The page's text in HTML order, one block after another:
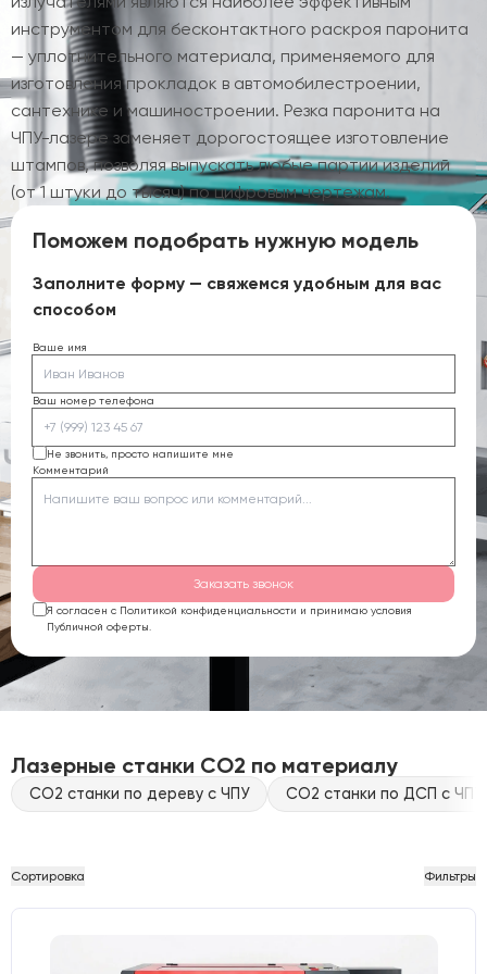
инструментом для бесконтактного раскроя паронита
— уплотнительного материала, применяемого для
изготовления прокладок в автомобилестроении,
сантехнике и машиностроении. Резка паронита на
ЧПУ-лазере заменяет дорогостоящее изготовление
штампов, позволяя выпускать любые партии изделий
(от 1 штуки до тысяч) по цифровым чертежам.
Поможем подобрать нужную модель
Заполните форму — свяжемся удобным для вас
способом
Ваше имя
Ваш номер телефона
Не звонить, просто напишите мне
Комментарий
Заказать звонок
Я согласен с Политикой конфиденциальности и принимаю условия
Публичной оферты.
Лазерные станки CO2 по материалу
CO2 станки по дереву с ЧПУ CO2 станки по ДСП с ЧПУ
Сортировка Фильтры